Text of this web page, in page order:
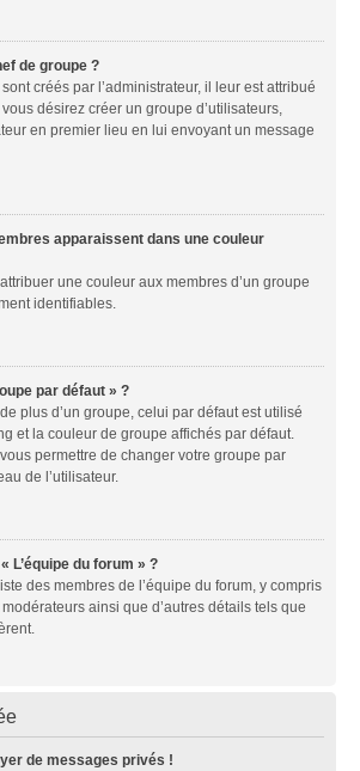
de groupe ?
créés par l’administrateur, il leur est attribué
désirez créer un groupe d’utilisateurs,
en premier lieu en lui envoyant un message
apparaissent dans une couleur
une couleur aux membres d’un groupe
identifiables.
par défaut » ?
plus d’un groupe, celui par défaut est utilisé
et la couleur de groupe affichés par défaut.
permettre de changer votre groupe par
de l’utilisateur.
L’équipe du forum » ?
des membres de l’équipe du forum, y compris
ainsi que d’autres détails tels que
de messages privés !